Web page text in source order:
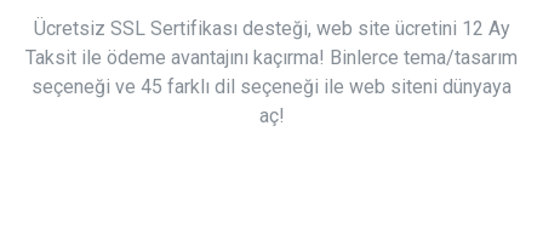
Ücretsiz SSL Sertifikası desteği, web site ücretini 12 Ay
Taksit ile ödeme avantajını kaçırma! Binlerce tema/tasarım
seçeneği ve 45 farklı dil seçeneği ile web siteni dünyaya
aç!